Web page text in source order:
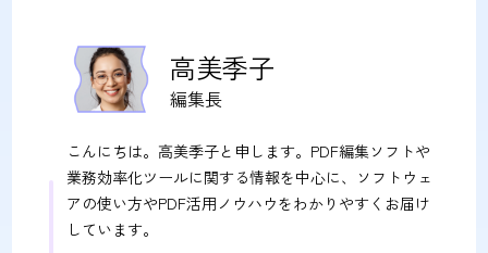
高美季子
編集長
こんにちは。高美季子と申します。PDF編集ソフトや
業務効率化ツールに関する情報を中心に、ソフトウェ
アの使い方やPDF活用ノウハウをわかりやすくお届け
しています。